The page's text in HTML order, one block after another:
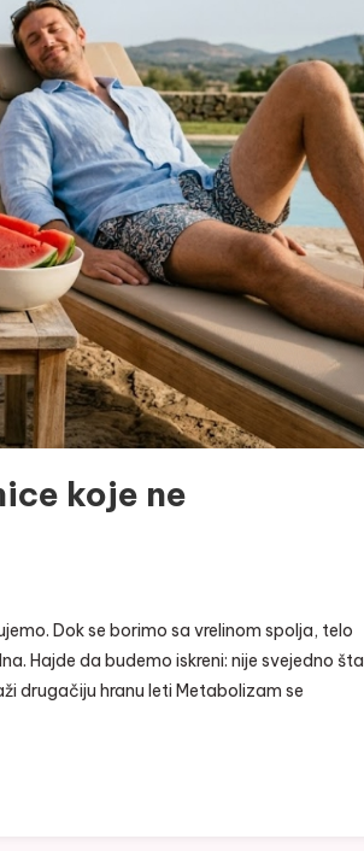
koje ne
Dok se borimo sa vrelinom spolja, telo
Hajde da budemo iskreni: nije svejedno šta
drugačiju hranu leti Metabolizam se